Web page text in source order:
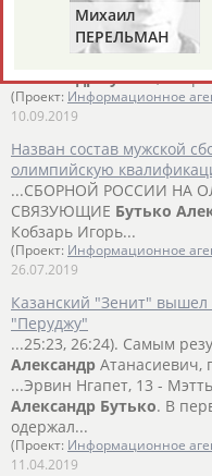
Назван состав мужской
Европы по волейболу
...примут 24 сборные.
Александр Бутько,
(Проект: Информационное
10.09.2019
Назван состав мужской
олимпийскую
...СБОРНОЙ РОССИИ НА
СВЯЗУЮЩИЕ Бутько
Кобзарь Игорь...
(Проект: Информационное
26.07.2019
Казанский "Зенит"
"Перуджу"
...25:23, 26:24). Самым
Александр Атанасиевич,
...Эрвин Нгапет, 13 -
Александр Бутько. В
одержал...
(Проект: Информационное
11.04.2019
Михаил
ПЕРЕЛЬМАН
(ПЕРЛЬМАН)